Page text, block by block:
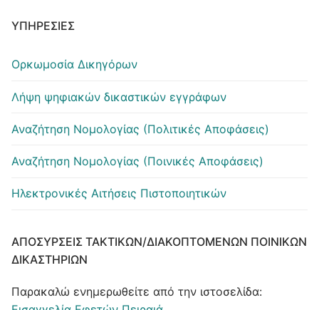
ΥΠΗΡΕΣΊΕΣ
Ορκωμοσία Δικηγόρων
Λήψη ψηφιακών δικαστικών εγγράφων
Αναζήτηση Νομολογίας (Πολιτικές Αποφάσεις)
Αναζήτηση Νομολογίας (Ποινικές Αποφάσεις)
Ηλεκτρονικές Αιτήσεις Πιστοποιητικών
ΑΠΟΣΎΡΣΕΙΣ ΤΑΚΤΙΚΏΝ/ΔΙΑΚΟΠΤΌΜΕΝΩΝ ΠΟΙΝΙΚΏΝ
ΔΙΚΑΣΤΗΡΊΩΝ
Παρακαλώ ενημερωθείτε από την ιστοσελίδα: